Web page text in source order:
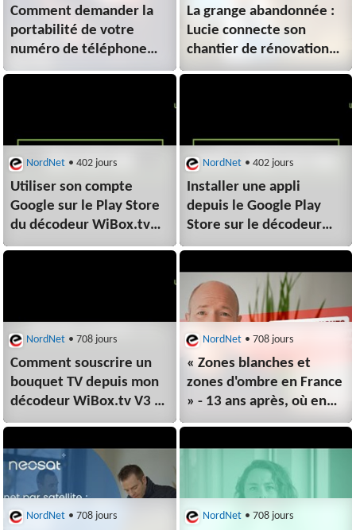
Comment demander la
portabilité de votre
numéro de téléphone
mobile ?
La grange abandonnée :
Lucie connecte son
chantier de rénovation
avec NEOSAT
NordNet • 402 jours
Utiliser son compte
Google sur le Play Store
du décodeur WiBox.tv
V3 - Nordnet
NordNet • 402 jours
Installer une appli
depuis le Google Play
Store sur le décodeur
WiBox.tv V3 - Nordnet
NordNet • 708 jours
Comment souscrire un
bouquet TV depuis mon
décodeur WiBox.tv V3 ?
- Nordnet
NordNet • 708 jours
« Zones blanches et
zones d'ombre en France
» - 13 ans après, où en
est-on ? - Nordnet
NordNet • 708 jours NordNet • 708 jours